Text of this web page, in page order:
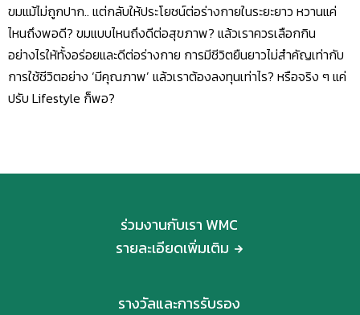
ขมแม้ไม่ถูกปาก.. แต่กลับให้ประโยชน์ต่อร่างกายในระยะยาว หวานแค่
ไหนถึงพอดี? ขมแบบไหนถึงดีต่อสุขภาพ? แล้วเราควรเลือกกิน
อย่างไรให้ทั้งอร่อยและดีต่อร่างกาย การมีชีวิตยืนยาวไม่สำคัญเท่ากับ
การใช้ชีวิตอย่าง ‘มีคุณภาพ’ แล้วเราต้องลงทุนเท่าไร? หรือจริง ๆ แค่
ปรับ Lifestyle ก็พอ?
ร่วมงานกับเรา WMC
รายละเอียดเพิ่มเติม
รางวัลและการรับรอง